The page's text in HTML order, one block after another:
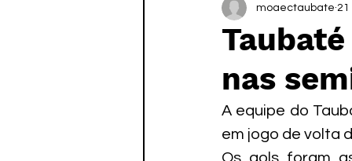
Futebol profissional
Categoria de base
Paratletismo
nas
moaectaubate 21
A equipe do
em jogo de volta
Os gols foram